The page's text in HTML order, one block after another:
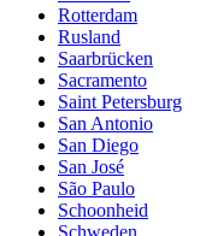
Rotterdam
Rusland
Saarbrücken
Sacramento
Saint Petersburg
San Antonio
San Diego
San José
São Paulo
Schoonheid